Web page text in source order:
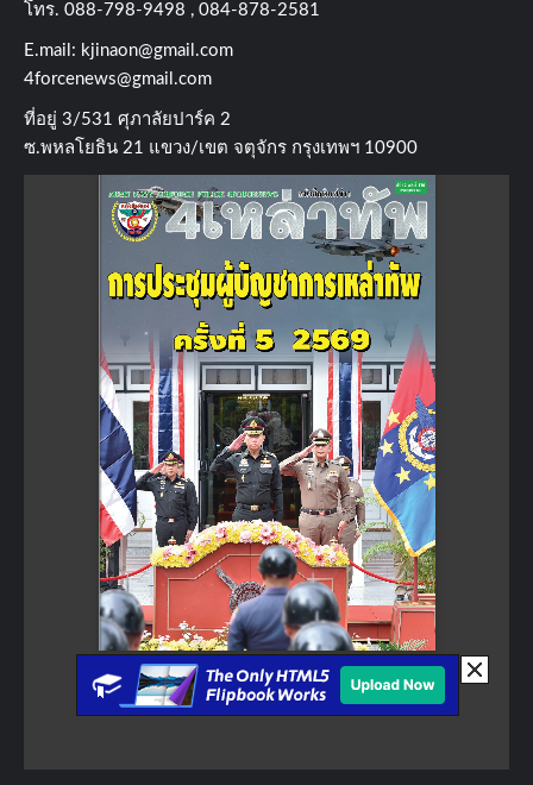
โทร​. 088-798-9498 , 084-878-2581
E.mail: kjinaon@gmail.com
4forcenews@gmail.com
ที่อยู่​ 3/531​ ศุภาลัยปาร์ค​ 2
ซ.พหลโยธิน​ 21​ แขวง/เขต​ จตุจักร​ กรุงเทพฯ 10900